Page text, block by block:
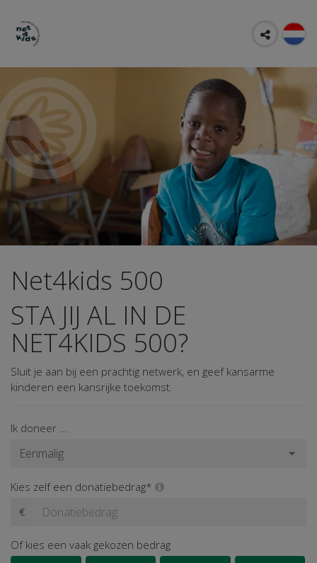
Net4kids 500
STA JIJ AL IN DE
NET4KIDS 500?
Sluit je aan bij een prachtig netwerk, en geef kansarme
kinderen een kansrijke toekomst.
Ik doneer ...
Kies zelf een donatiebedrag*
€
Of kies een vaak gekozen bedrag